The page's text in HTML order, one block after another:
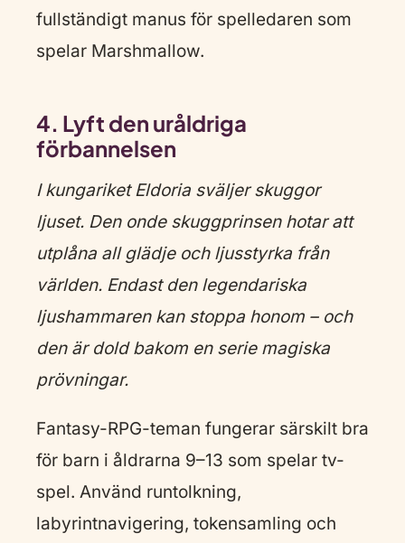
fullständigt manus för spelledaren som
spelar Marshmallow.
4. Lyft den uråldriga
förbannelsen
I kungariket Eldoria sväljer skuggor
ljuset. Den onde skuggprinsen hotar att
utplåna all glädje och ljusstyrka från
världen. Endast den legendariska
ljushammaren kan stoppa honom – och
den är dold bakom en serie magiska
prövningar.
Fantasy-RPG-teman fungerar särskilt bra
för barn i åldrarna 9–13 som spelar tv-
spel. Använd runtolkning,
labyrintnavigering, tokensamling och